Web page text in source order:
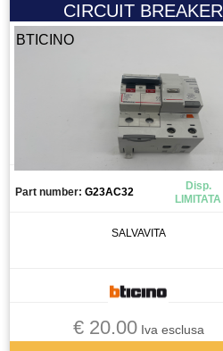
CIRCUIT BREAKER
BTICINO
Part number: G23AC32
Disp.
LIMITATA
SALVAVITA
€ 20.00Iva esclusa